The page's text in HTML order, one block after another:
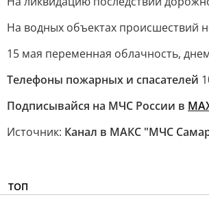
На водных объектах происшествий
15 мая переменная облачность,
Телефоны пожарных и спасателей
Подписывайся на МЧС России в
Источник: Канал в МАКС "МЧС
ТОП